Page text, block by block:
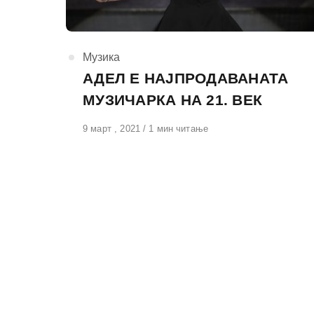
КАтегорија
Музика
АДЕЛ Е НАЈПРОДАВАНАТА
МУЗИЧАРКА НА 21. ВЕК
Објавено
9 март , 2021 1 мин читање